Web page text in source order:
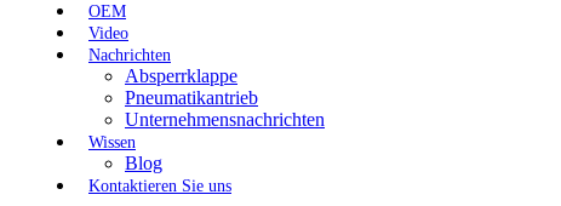
OEM
Video
Nachrichten
Absperrklappe
Pneumatikantrieb
Unternehmensnachrichten
Wissen
Blog
Kontaktieren Sie uns